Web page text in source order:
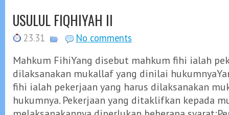
USULUL FIQHIYAH II
23.31 No comments
Mahkum FihiYang disebut mahkum fihi ialah
dilaksanakan mukallaf yang dinilai
fihi ialah pekerjaan yang harus dilaksanakan
hukumnya. Pekerjaan yang ditaklifkan kepada